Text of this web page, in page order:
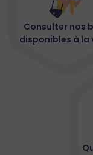
Consulter nos
disponibles à la